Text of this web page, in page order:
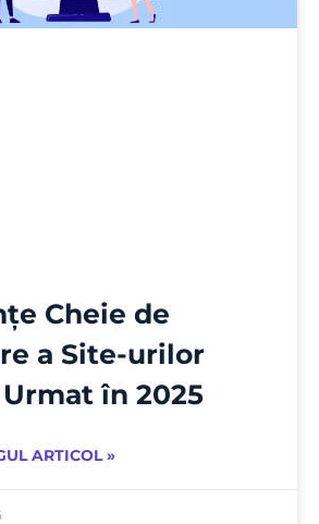
Cheie de
a Site-urilor
în 2025
ARTICOL »